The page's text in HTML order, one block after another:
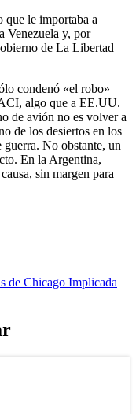
le importaba a
Venezuela y, por
de La Libertad
condenó «el robo»
algo que a EE.UU.
de avión no es volver a
de los desiertos en los
guerra. No obstante, un
En la Argentina,
sin margen para
de Chicago Implicada